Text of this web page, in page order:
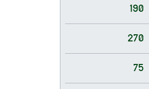
190
270
75